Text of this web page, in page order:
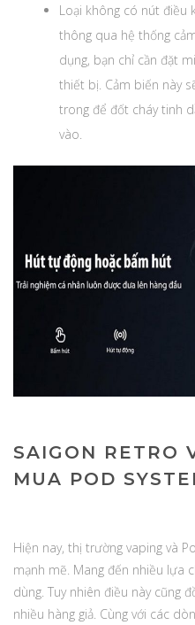
Loại không có nút điều
thông qua hệ thống
dụng, bạn chỉ cần đặt
thiết bị. Cảm biến này
trong để đốt cháy tinh
vào.
SAIGON RETRO
MUA POD
Hiện nay, thị trường vaping và
mạnh mẽ. Mang đến nhiều lựa
dùng. Tuy nhiên điều này cũng
nhiều hàng giả. Cùng với các